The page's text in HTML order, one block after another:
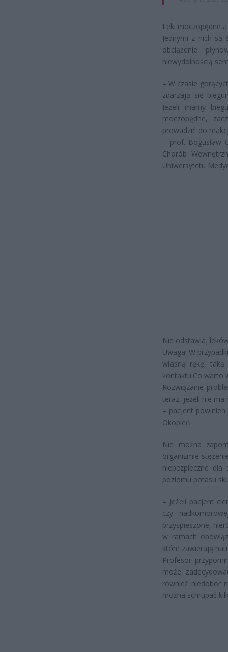
Leki moczopędne
Jednymi z nich są
obciążenie
niewydolnością
– W czasie
zdarzają się
Jeżeli mamy
moczopędne,
prowadzić do
– prof. Bogusław
Chorób
Uniwersytetu
Nie odstawiaj
Uwaga! W
własną rękę,
kontaktu.Co warto
Rozwiązanie
teraz, jeżeli nie ma
– pacjent
Okopień.
Nie można
organizmie
niebezpieczne
poziomu potasu
– Jeżeli pacjent
czy
przyspieszone,
w ramach
które zawierają
Profesor
może
również niedobór
można schrupać